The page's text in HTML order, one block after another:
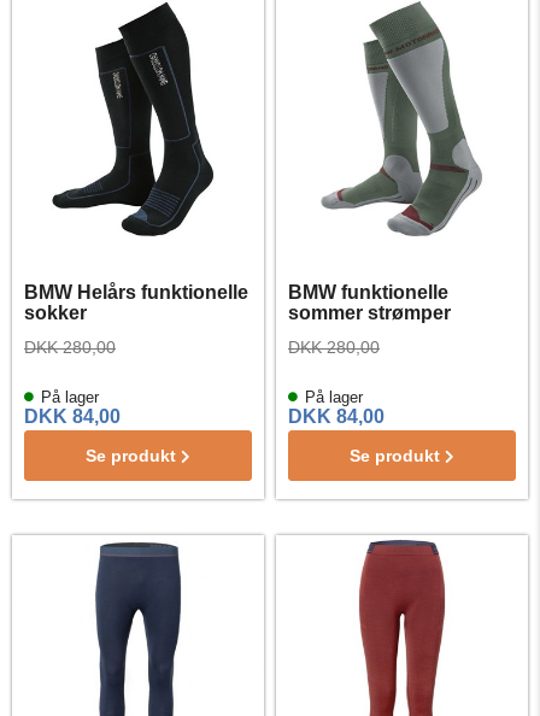
BMW Helårs funktionelle
sokker
På lager
DKK 280,00
DKK 84,00
Se produkt
BMW funktionelle
sommer strømper
På lager
DKK 280,00
DKK 84,00
Se produkt